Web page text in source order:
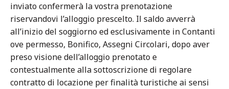
inviato confermerà la vostra prenotazione
riservandovi l’alloggio prescelto. Il saldo avverrà
all’inizio del soggiorno ed esclusivamente in Contanti
ove permesso, Bonifico, Assegni Circolari, dopo aver
preso visione dell’alloggio prenotato e
contestualmente alla sottoscrizione di regolare
contratto di locazione per finalità turistiche ai sensi